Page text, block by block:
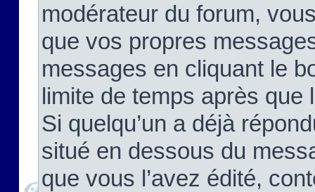
modérateur du forum,
que vos propres
messages en cliquant le
limite de temps après que
Si quelqu’un a déjà
situé en dessous du
que vous l’avez édité,